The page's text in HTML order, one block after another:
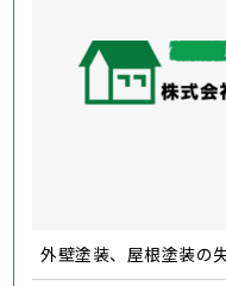
外壁塗装、屋根塗装の